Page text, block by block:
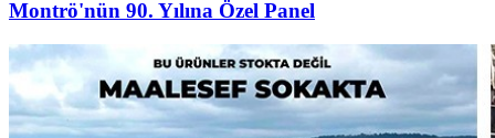
Montrö'nün 90. Yılına Özel Panel